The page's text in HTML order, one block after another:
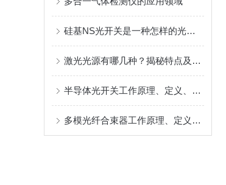
硅基NS光开关是一种怎样的光学开关呢
激光光源有哪几种？揭秘特点及应用
半导体光开关工作原理、定义、结构、特点及应用范围揭秘
多模光纤合束器工作原理、定义、结构、特点及应用是什么？